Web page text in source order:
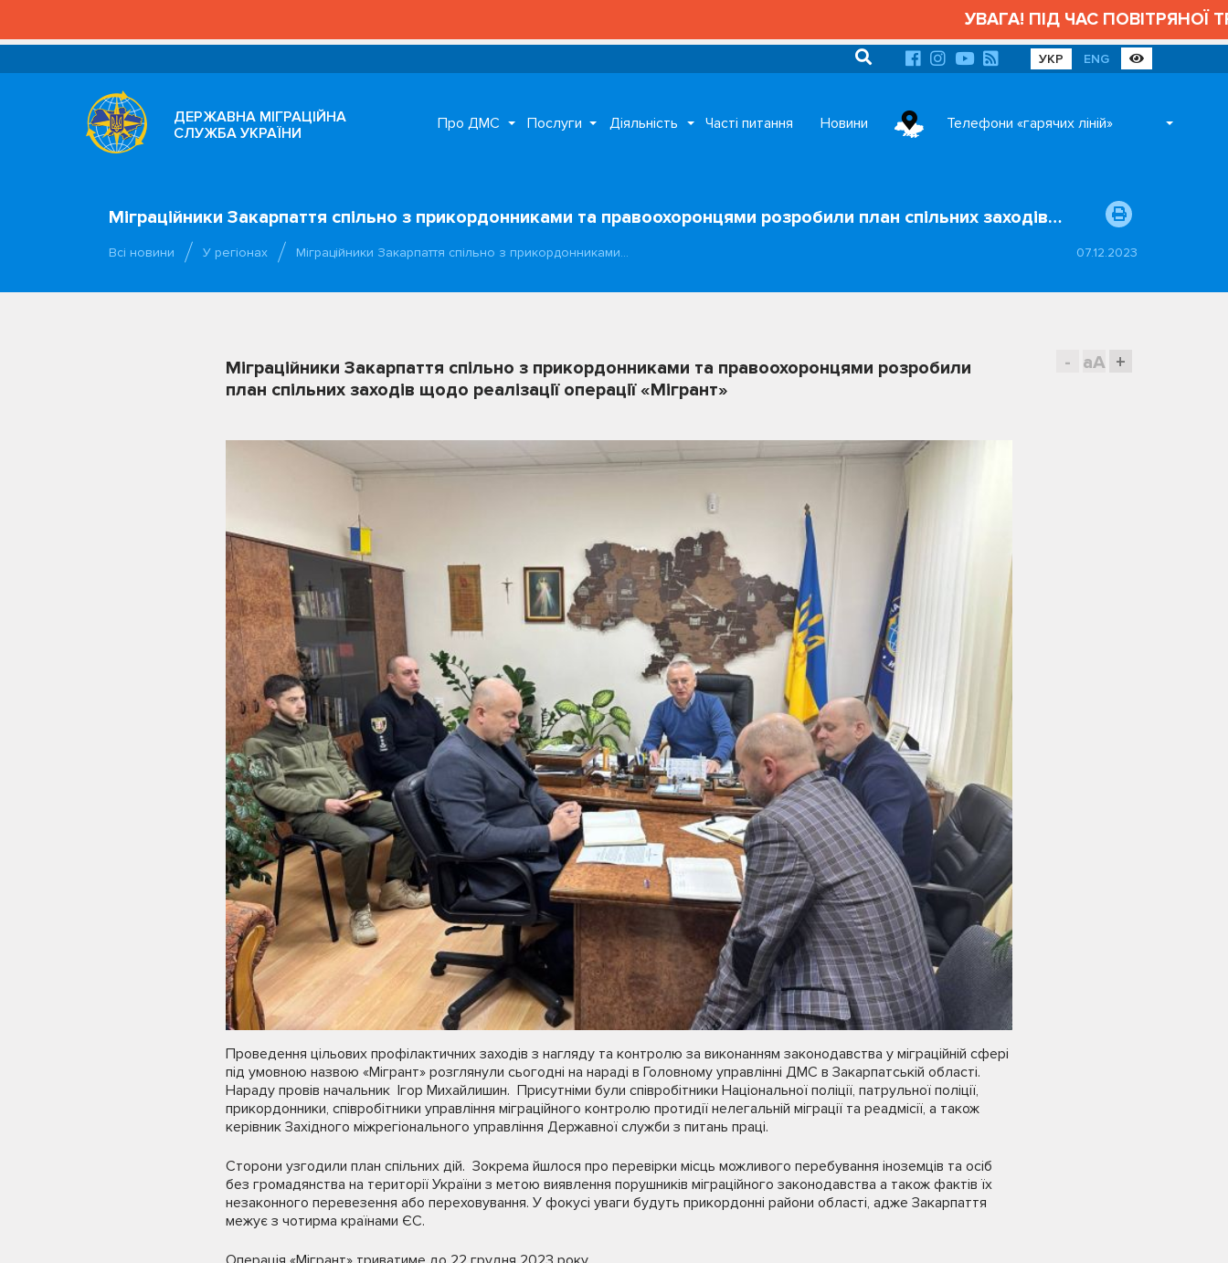
УВАГА! ПІД ЧАС ПОВІТРЯНОЇ
УКР ENG
ДЕРЖАВНА МІГРАЦІЙНА
СЛУЖБА УКРАЇНИ
Про ДМС Послуги Діяльність Часті питання Новини Телефони «гарячих ліній»
Міграційники Закарпаття спільно з прикордонниками та правоохоронцями розробили план спільних заходів…
Всі новини У регіонах Міграційники Закарпаття спільно з прикордонниками… 07.12.2023
- aA +
Міграційники Закарпаття спільно з прикордонниками та правоохоронцями розробили
план спільних заходів щодо реалізації операції «Мігрант»
Проведення цільових профілактичних заходів з нагляду та контролю за виконанням законодавства у міграційній сфері
під умовною назвою «Мігрант» розглянули сьогодні на нараді в Головному управлінні ДМС в Закарпатській області.
Нараду провів начальник Ігор Михайлишин. Присутніми були співробітники Національної поліції, патрульної поліції,
прикордонники, співробітники управління міграційного контролю протидії нелегальній міграції та реадмісії, а також
керівник Західного міжрегіонального управління Державної служби з питань праці.
Сторони узгодили план спільних дій. Зокрема йшлося про перевірки місць можливого перебування іноземців та осіб
без громадянства на території України з метою виявлення порушників міграційного законодавства а також фактів їх
незаконного перевезення або переховування. У фокусі уваги будуть прикордонні райони області, адже Закарпаття
межує з чотирма країнами ЄС.